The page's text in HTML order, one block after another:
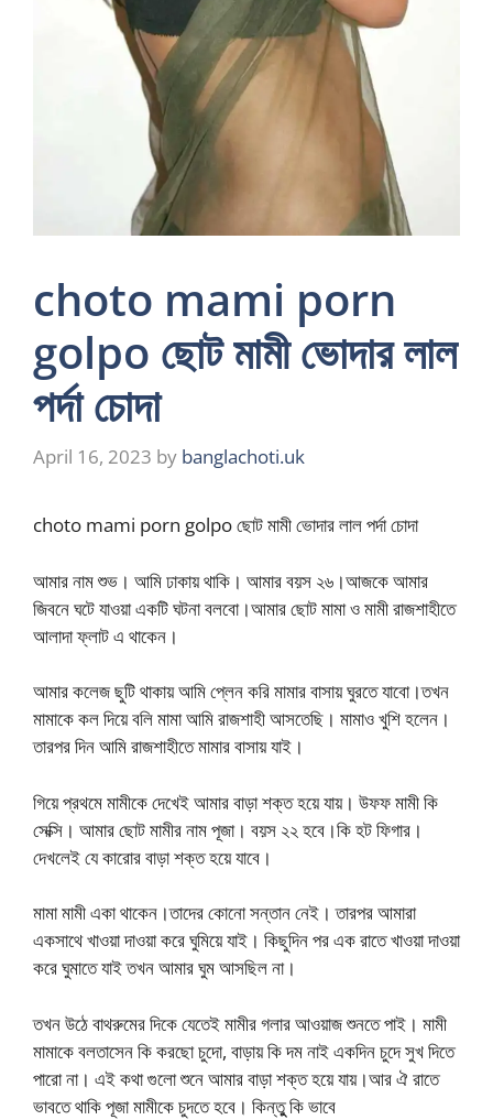
choto mami porn
golpo ছোট মামী ভোদার লাল
পর্দা চোদা
April 16, 2023 by banglachoti.uk
choto mami porn golpo ছোট মামী ভোদার লাল পর্দা চোদা
আমার নাম শুভ। আমি ঢাকায় থাকি। আমার বয়স ২৬।আজকে আমার
জিবনে ঘটে যাওয়া একটি ঘটনা বলবো।আমার ছোট মামা ও মামী রাজশাহীতে
আলাদা ফ্লাট এ থাকেন।
আমার কলেজ ছুটি থাকায় আমি প্লেন করি মামার বাসায় ঘুরতে যাবো।তখন
মামাকে কল দিয়ে বলি মামা আমি রাজশাহী আসতেছি। মামাও খুশি হলেন।
তারপর দিন আমি রাজশাহীতে মামার বাসায় যাই।
গিয়ে প্রথমে মামীকে দেখেই আমার বাড়া শক্ত হয়ে যায়। উফফ মামী কি
সেক্সি। আমার ছোট মামীর নাম পূজা। বয়স ২২ হবে।কি হট ফিগার।
দেখলেই যে কারোর বাড়া শক্ত হয়ে যাবে।
মামা মামী একা থাকেন।তাদের কোনো সন্তান নেই। তারপর আমারা
একসাথে খাওয়া দাওয়া করে ঘুমিয়ে যাই। কিছুদিন পর এক রাতে খাওয়া দাওয়া
করে ঘুমাতে যাই তখন আমার ঘুম আসছিল না।
তখন উঠে বাথরুমের দিকে যেতেই মামীর গলার আওয়াজ শুনতে পাই। মামী
মামাকে বলতাসেন কি করছো চুদো, বাড়ায় কি দম নাই একদিন চুদে সুখ দিতে
পারো না। এই কথা গুলো শুনে আমার বাড়া শক্ত হয়ে যায়।আর ঐ রাতে
ভাবতে থাকি পূজা মামীকে চুদতে হবে। কিন্তুু কি ভাবে